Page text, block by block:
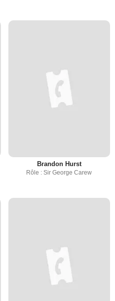
Brandon Hurst
Rôle : Sir George Carew